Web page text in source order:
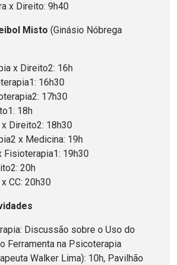
x Direito: 9h40
Misto (Ginásio Nóbrega
x Direito2: 16h
16h30
17h30
18h
x Direito2: 18h30
x Medicina: 19h
Fisioterapia1: 19h30
20h
CC: 20h30
Discussão sobre o Uso do
Ferramenta na Psicoterapia
Walker Lima): 10h, Pavilhão